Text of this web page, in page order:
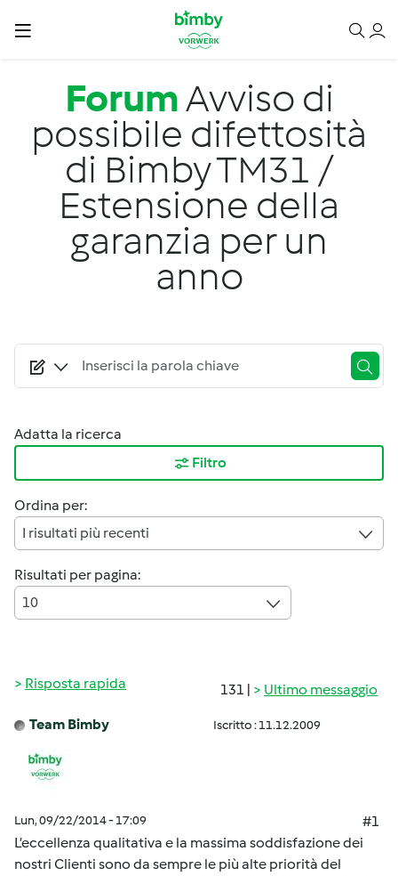
Salta al contenuto principale
ForumAvviso di
possibile difettosità
di Bimby TM31 /
Estensione della
garanzia per un
anno
Adatta la ricerca
Filtro
Ordina per:
I risultati più recenti
Risultati per pagina:
10
131 | Ultimo messaggio
Risposta rapida
Team Bimby Iscritto : 11.12.2009
Lun, 09/22/2014 - 17:09
#1
L’eccellenza qualitativa e la massima soddisfazione dei
nostri Clienti sono da sempre le più alte priorità del